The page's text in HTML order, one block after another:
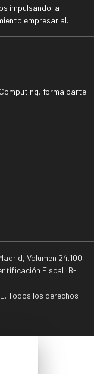
impulsando la
empresarial.
forma parte
Volumen 24.100,
Fiscal: B-
Todos los derechos